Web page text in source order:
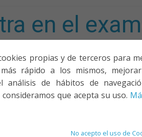
propias y de terceros para
rápido a los mismos,
análisis de hábitos de
que acepta su uso.
No acepto el uso de
en el
PONENCIAS Y CURSOS